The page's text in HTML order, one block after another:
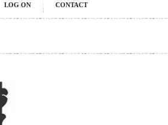
LOG ON CONTACT